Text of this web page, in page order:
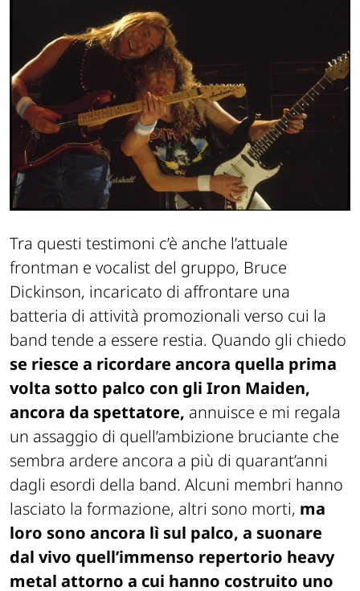
Tra questi testimoni c’è anche l’attuale
frontman e vocalist del gruppo, Bruce
Dickinson, incaricato di affrontare una
batteria di attività promozionali verso cui la
band tende a essere restia. Quando gli chiedo
se riesce a ricordare ancora quella prima
volta sotto palco con gli Iron Maiden,
ancora da spettatore, annuisce e mi regala
un assaggio di quell’ambizione bruciante che
sembra ardere ancora a più di quarant’anni
dagli esordi della band. Alcuni membri hanno
lasciato la formazione, altri sono morti, ma
loro sono ancora lì sul palco, a suonare
dal vivo quell’immenso repertorio heavy
metal attorno a cui hanno costruito uno